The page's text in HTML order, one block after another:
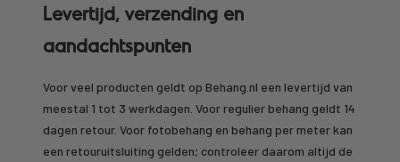
Levertijd, verzending en
aandachtspunten
Voor veel producten geldt op Behang.nl een levertijd van
meestal 1 tot 3 werkdagen. Voor regulier behang geldt 14
dagen retour. Voor fotobehang en behang per meter kan
een retouruitsluiting gelden; controleer daarom altijd de